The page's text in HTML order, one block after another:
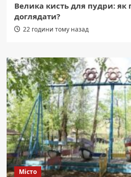
Велика кисть для пудри: як
доглядати?
22 години тому назад
Місто